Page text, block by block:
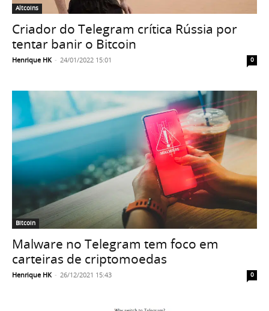
Altcoins
Criador do Telegram crítica Rússia por
tentar banir o Bitcoin
Henrique HK - 24/01/2022 15:01 0
Bitcoin
Malware no Telegram tem foco em
carteiras de criptomoedas
Henrique HK - 26/12/2021 15:43 0